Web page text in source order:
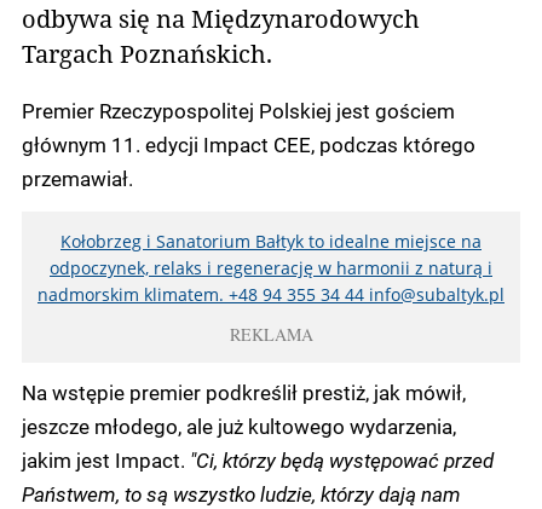
odbywa się na Międzynarodowych
Targach Poznańskich.
Premier Rzeczypospolitej Polskiej jest gościem
głównym 11. edycji Impact CEE, podczas którego
przemawiał.
Kołobrzeg i Sanatorium Bałtyk to idealne miejsce na
odpoczynek, relaks i regenerację w harmonii z naturą i
nadmorskim klimatem. +48 94 355 34 44 info@subaltyk.pl
REKLAMA
Na wstępie premier podkreślił prestiż, jak mówił,
jeszcze młodego, ale już kultowego wydarzenia,
jakim jest Impact. "Ci, którzy będą występować przed
Państwem, to są wszystko ludzie, którzy dają nam